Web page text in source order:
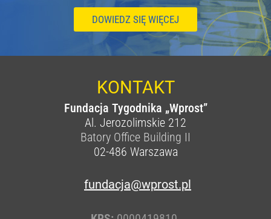
DOWIEDZ SIĘ WIĘCEJ
KONTAKT
Fundacja Tygodnika „Wprost”
Al. Jerozolimskie 212
Batory Office Building II
02-486 Warszawa
fundacja@wprost.pl